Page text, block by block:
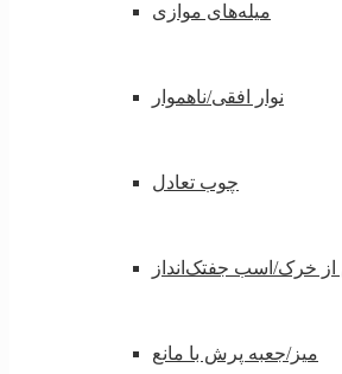
میله‌های موازی
نوار افقی/ناهموار
چوب تعادل
خرک/اسب جفتک‌انداز
میز/جعبه پرش با مانع